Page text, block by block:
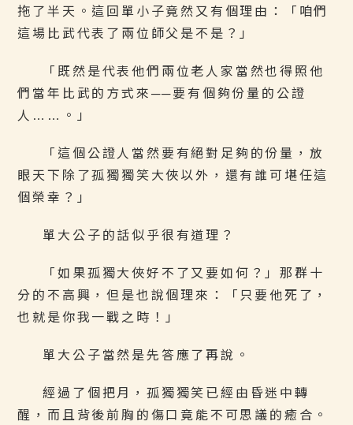
拖了半天。這回單小子竟然又有個理由：「咱們
這場比武代表了兩位師父是不是？」
「既然是代表他們兩位老人家當然也得照他
們當年比武的方式來──要有個夠份量的公證
人……。」
「這個公證人當然要有絕對足夠的份量，放
眼天下除了孤獨獨笑大俠以外，還有誰可堪任這
個榮幸？」
單大公子的話似乎很有道理？
「如果孤獨大俠好不了又要如何？」那群十
分的不高興，但是也說個理來：「只要他死了，
也就是你我一戰之時！」
單大公子當然是先答應了再說。
經過了個把月，孤獨獨笑已經由昏迷中轉
醒，而且背後前胸的傷口竟能不可思議的癒合。